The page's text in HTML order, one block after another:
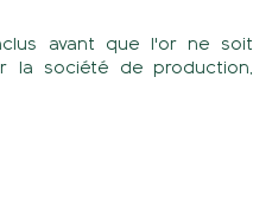
avant que l'or ne soit
la société de production,